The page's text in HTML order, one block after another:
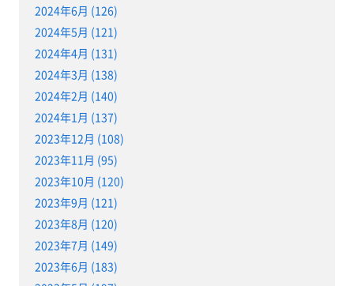
2024年6月 (126)
2024年5月 (121)
2024年4月 (131)
2024年3月 (138)
2024年2月 (140)
2024年1月 (137)
2023年12月 (108)
2023年11月 (95)
2023年10月 (120)
2023年9月 (121)
2023年8月 (120)
2023年7月 (149)
2023年6月 (183)